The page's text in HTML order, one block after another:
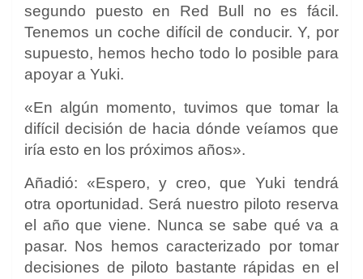
segundo puesto en Red Bull no es fácil.
Tenemos un coche difícil de conducir. Y, por
supuesto, hemos hecho todo lo posible para
apoyar a Yuki.
«En algún momento, tuvimos que tomar la
difícil decisión de hacia dónde veíamos que
iría esto en los próximos años».
Añadió: «Espero, y creo, que Yuki tendrá
otra oportunidad. Será nuestro piloto reserva
el año que viene. Nunca se sabe qué va a
pasar. Nos hemos caracterizado por tomar
decisiones de piloto bastante rápidas en el